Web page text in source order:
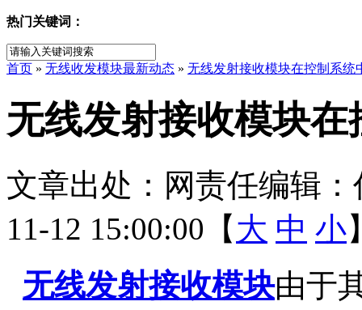
热门关键词：
首页 » 无线收发模块最新动态 » 无线发射接收模块在控制系统
无线发射接收模块
文章出处： 网责任编辑：
11-12 15:00:00【 大 中 小
无线发射接收模块由于